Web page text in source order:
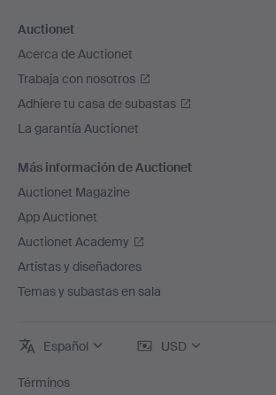
Auctionet
Acerca de Auctionet
Trabaja con nosotros
Adhiere tu casa de subastas
La garantía Auctionet
Más información de Auctionet
Auctionet Magazine
App Auctionet
Auctionet Academy
Artistas y diseñadores
Temas y subastas en sala
Español USD
Términos